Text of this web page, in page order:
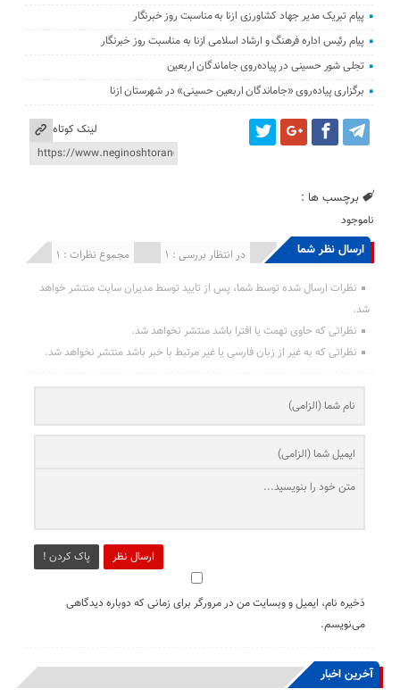
پیام تبریک مدیر جهاد کشاورزی ازنا به مناسبت روز خبرنگار
پیام رئیس اداره فرهنگ و ارشاد اسلامی ازنا به مناسبت روز خبرنگار
تجلی شور حسینی در پیاده‌روی جاماندگان اربعین
برگزاری پیاده‌روی «جاماندگان اربعین حسینی» در شهرستان ازنا
لینک کوتاه
برچسب ها :
ناموجود
ارسال نظر شما مجموع نظرات : 1 در انتظار بررسی : 1 انتشار یافته : 0
نظرات ارسال شده توسط شما، پس از تایید توسط مدیران سایت منتشر خواهد
شد.
نظراتی که حاوی تهمت یا افترا باشد منتشر نخواهد شد.
نظراتی که به غیر از زبان فارسی یا غیر مرتبط با خبر باشد منتشر نخواهد شد.
ارسال نظر پاک کردن !
ذخیره نام، ایمیل و وبسایت من در مرورگر برای زمانی که دوباره دیدگاهی
می‌نویسم.
آخرین اخبار